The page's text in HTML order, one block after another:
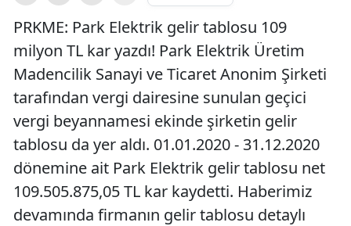
PRKME: Park Elektrik gelir tablosu 109
milyon TL kar yazdı! Park Elektrik Üretim
Madencilik Sanayi ve Ticaret Anonim Şirketi
tarafından vergi dairesine sunulan geçici
vergi beyannamesi ekinde şirketin gelir
tablosu da yer aldı. 01.01.2020 - 31.12.2020
dönemine ait Park Elektrik gelir tablosu net
109.505.875,05 TL kar kaydetti. Haberimiz
devamında firmanın gelir tablosu detaylı